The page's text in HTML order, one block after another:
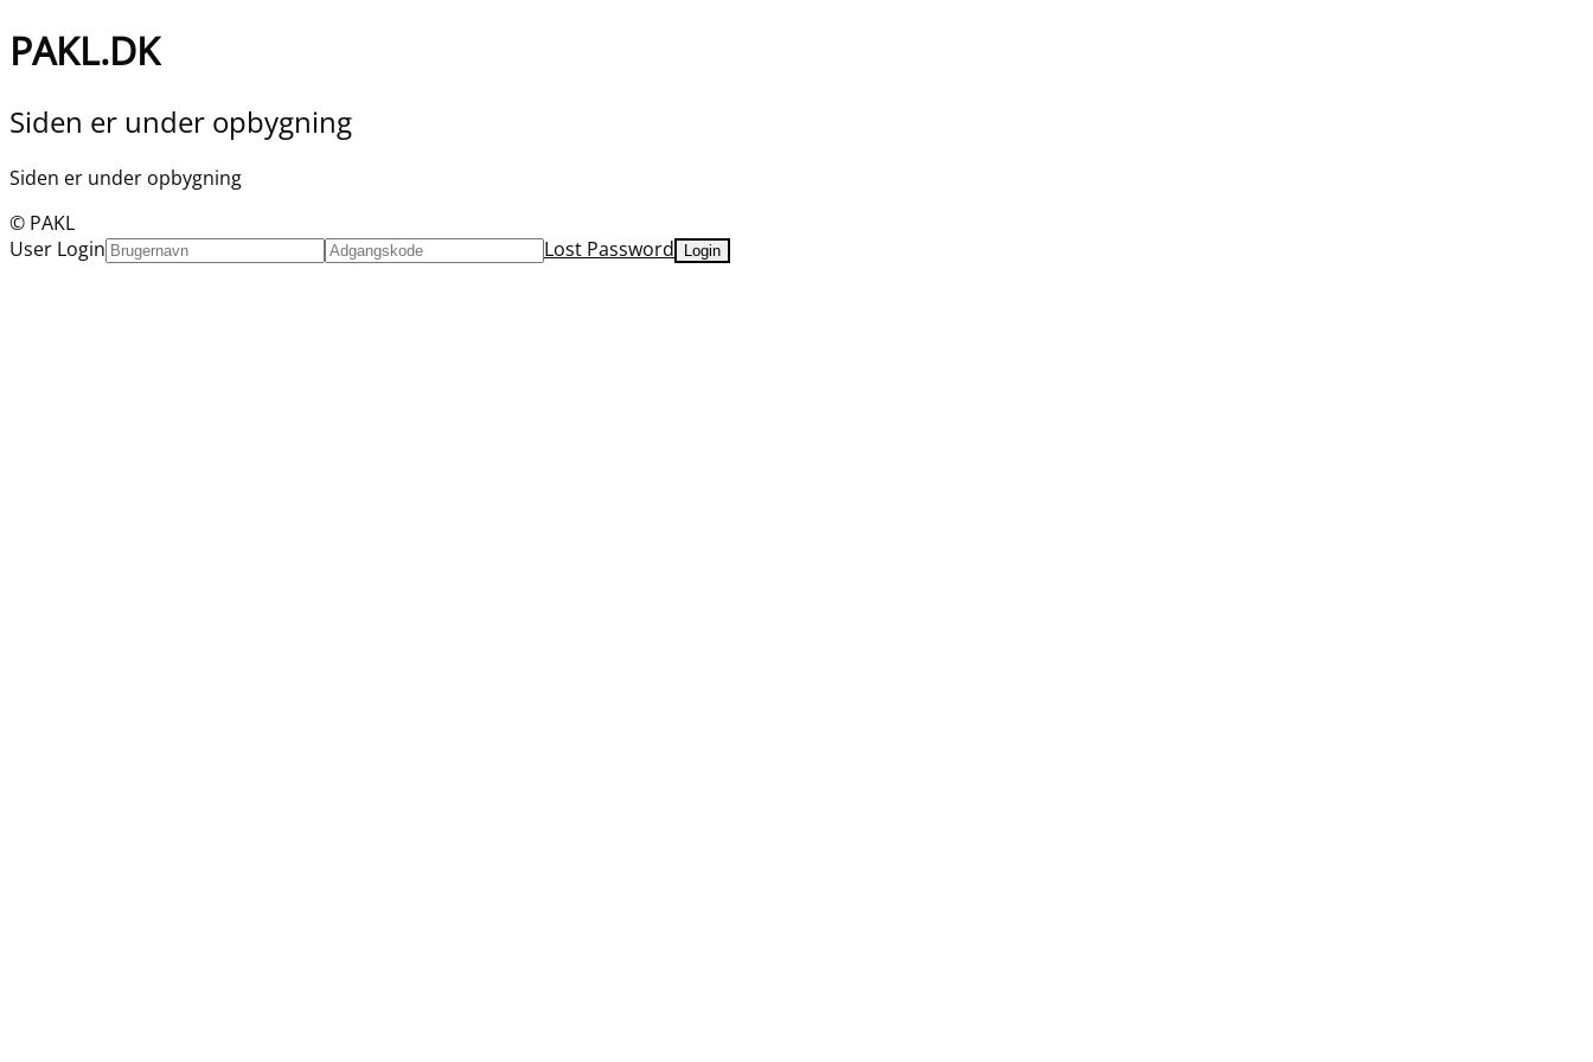
PAKL.DK
Siden er under opbygning
Siden er under opbygning
© PAKL
User Login
Lost Password